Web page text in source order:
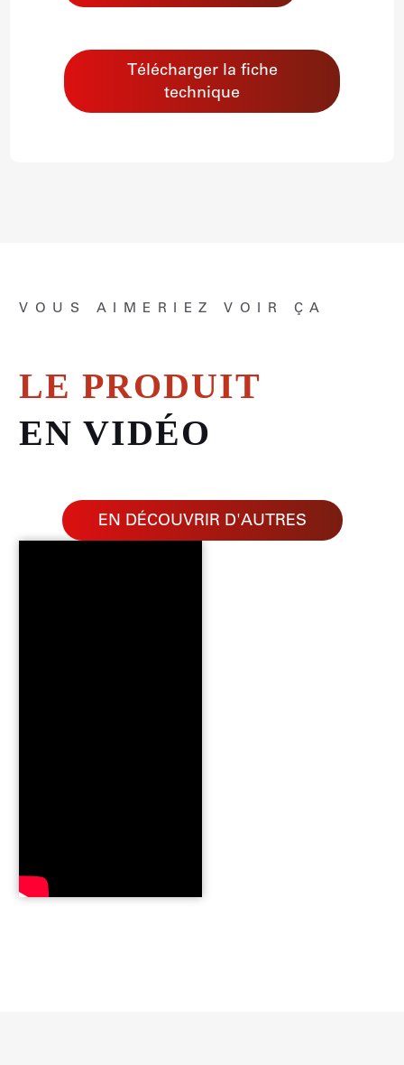
Télécharger la fiche
technique
VOUS AIMERIEZ VOIR ÇA
LE PRODUIT
EN VIDÉO
EN DÉCOUVRIR D'AUTRES